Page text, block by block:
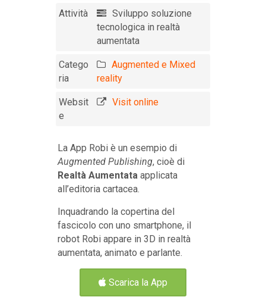
Attività
Sviluppo soluzione
tecnologica in realtà
aumentata
Catego
ria
Augmented e Mixed
reality
Websit
e
Visit online
La App Robi è un esempio di
Augmented Publishing, cioè di
Realtà Aumentataapplicata
all’editoria cartacea.
Inquadrando la copertina del
fascicolo con uno smartphone, il
robot Robi appare in 3D in realtà
aumentata, animato e parlante.
Scarica la App